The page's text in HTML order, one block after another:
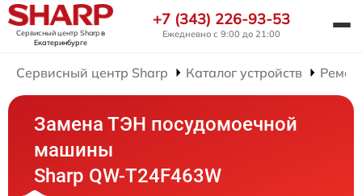
Сервисный центр Sharpв
Екатеринбурге
+7 (343) 226-93-53
Ежедневно с 9:00 до 21:00
Сервисный центр Sharp Каталог устройств
Замена ТЭН посудомоечной
машины
Sharp QW-T24F463W